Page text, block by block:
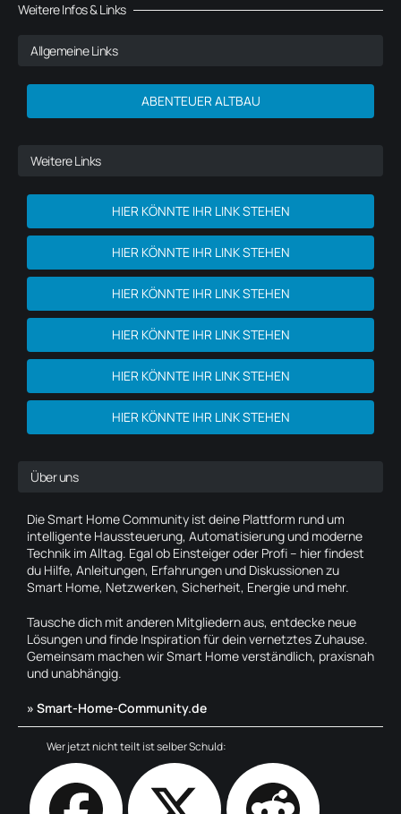
Weitere Infos & Links
Allgemeine Links
ABENTEUER ALTBAU
Weitere Links
HIER KÖNNTE IHR LINK STEHEN
HIER KÖNNTE IHR LINK STEHEN
HIER KÖNNTE IHR LINK STEHEN
HIER KÖNNTE IHR LINK STEHEN
HIER KÖNNTE IHR LINK STEHEN
HIER KÖNNTE IHR LINK STEHEN
Über uns
Die Smart Home Community ist deine Plattform rund um
intelligente Haussteuerung, Automatisierung und moderne
Technik im Alltag. Egal ob Einsteiger oder Profi – hier findest
du Hilfe, Anleitungen, Erfahrungen und Diskussionen zu
Smart Home, Netzwerken, Sicherheit, Energie und mehr.
Tausche dich mit anderen Mitgliedern aus, entdecke neue
Lösungen und finde Inspiration für dein vernetztes Zuhause.
Gemeinsam machen wir Smart Home verständlich, praxisnah
und unabhängig.
» Smart-Home-Community.de
Wer jetzt nicht teilt ist selber Schuld: